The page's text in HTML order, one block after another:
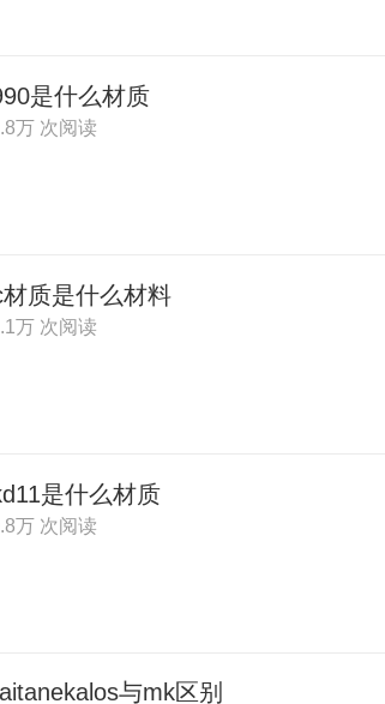
是什么材质
万 次阅读
材质是什么材料
万 次阅读
是什么材质
万 次阅读
与mk区别